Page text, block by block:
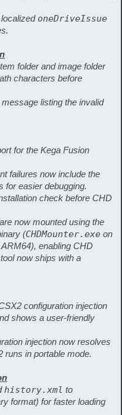
oneDriveIssue
folder and image folder
characters before
listing the invalid
for the Kega Fusion
failures now include the
for easier debugging.
check before CHD
now mounted using the
(CHDMounter.exe on
ARM64), enabling CHD
now ships with a
configuration injection
shows a user-friendly
injection now resolves
runs in portable mode.
history.xml to
format) for faster loading